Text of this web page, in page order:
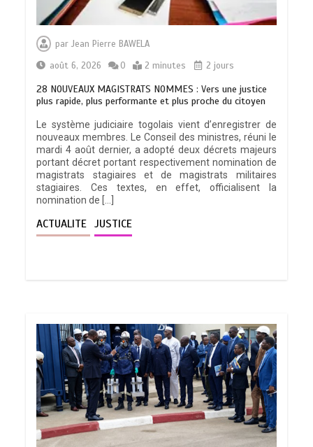
parJean Pierre BAWELA
août 6, 2026
0 2 minutes 2 jours
28 NOUVEAUX MAGISTRATS NOMMES : Vers une justice
plus rapide, plus performante et plus proche du citoyen
Le système judiciaire togolais vient d’enregistrer de
nouveaux membres. Le Conseil des ministres, réuni le
mardi 4 août dernier, a adopté deux décrets majeurs
portant décret portant respectivement nomination de
magistrats stagiaires et de magistrats militaires
stagiaires. Ces textes, en effet, officialisent la
nomination de […]
ACTUALITE JUSTICE